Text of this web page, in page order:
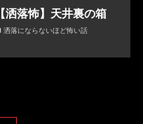
【洒落怖】天井裏の箱
洒落にならないほど怖い話